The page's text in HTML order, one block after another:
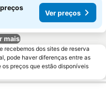
Ver preços
mais
recebemos dos sites de reserva
pode haver diferenças entre as
preços que estão disponíveis